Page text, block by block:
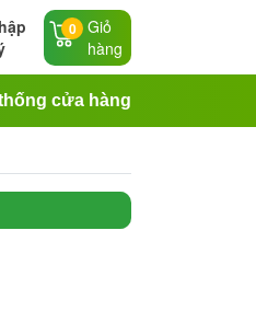
0 Giỏ
hàng
cửa hàng